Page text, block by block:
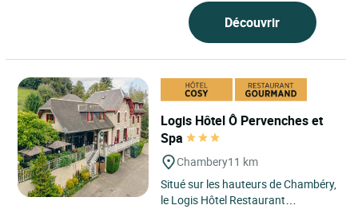
Découvrir
Logis Hôtel Ô Pervenches et
Spa
Chambery11 km
Situé sur les hauteurs de Chambéry,
le Logis Hôtel Restaurant